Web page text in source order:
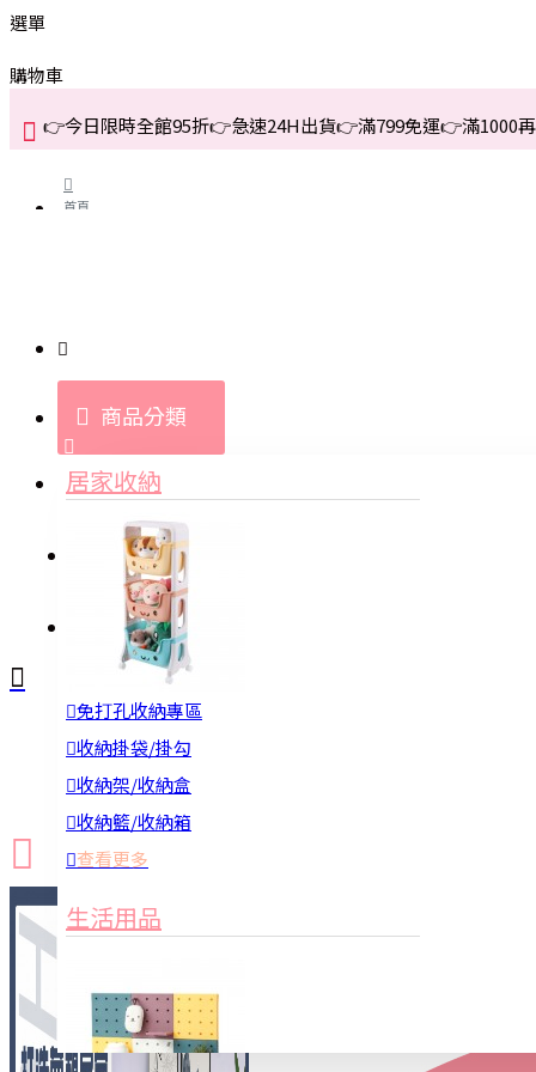
選單
購物車
👉今日限時全館95折👉急速24H出貨👉滿799免運👉滿1000
首頁
商品分類
居家收納
免打孔收納專區
收納掛袋/掛勾
收納架/收納盒
收納籃/收納箱
查看更多
生活用品
登入
新品上市